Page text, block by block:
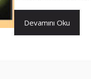
Devamını Oku